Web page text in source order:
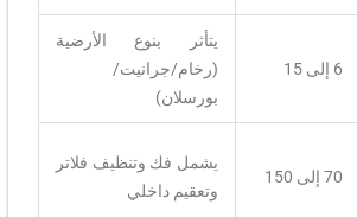
6 إلى 15
يتأثر بنوع الأرضية
(رخام/جرانيت/
بورسلان)
70 إلى 150
يشمل فك وتنظيف فلاتر
وتعقيم داخلي